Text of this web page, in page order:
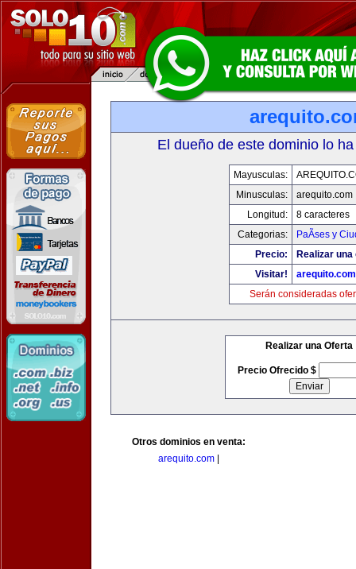
El dueño de este dominio lo
Mayusculas:
Minusculas:
arequito.com
Longitud:
8 caracteres
Categorias:
PaÃ­ses y
Precio:
Realizar
Visitar!
arequito.com
Serán consideradas
Realizar una Oferta
Precio Ofrecido $
Otros dominios en venta:
arequito.com